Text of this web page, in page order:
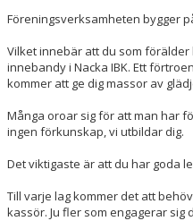
Föreningsverksamheten bygger
Vilket innebär att du som
innebandy i Nacka IBK. Ett
kommer att ge dig massor av
Många oroar sig för att man har
ingen förkunskap, vi utbildar dig.
Det viktigaste är att du har goda
Till varje lag kommer det att
kassör. Ju fler som engagerar